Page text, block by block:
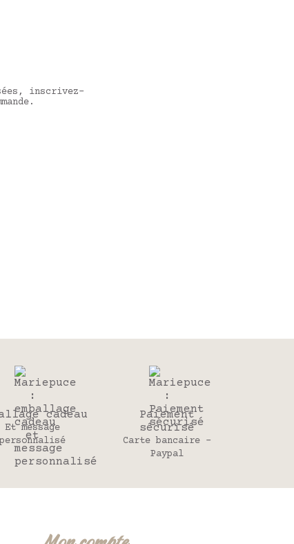
inscrivez-
cadeau
Et message
personnalisé
Paiement
sécurisé
Carte bancaire -
Paypal